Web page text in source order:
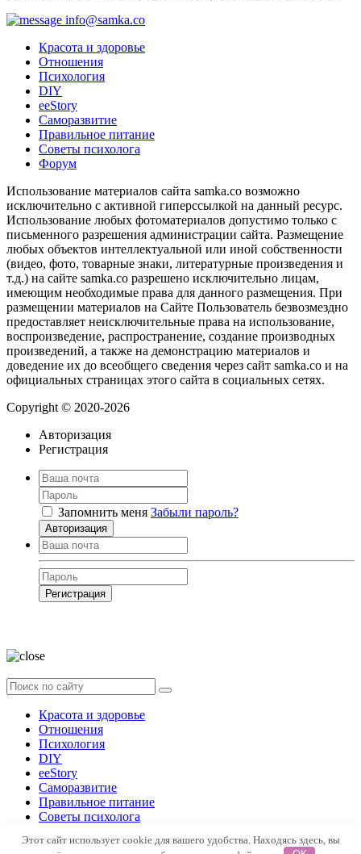
info@samka.co
Красота и здоровье
Отношения
Психология
DIY
ееStory
Саморазвитие
Правильное питание
Советы психолога
Форум
Использование материалов сайта samka.co возможно
исключительно с активной гиперссылкой на данный ресурс.
Использование любых фотоматериалов допустимо только с
письменного разрешения администрации сайта. Размещение
любых объектов интеллектуальной или иной собственности
(видео, фото, товарные знаки, литературные произведения и
т.д.) на сайте samka.co разрешено исключительно лицам,
имеющим необходимые права для данного размещения. При
размещении материалов на Сайте Пользователь безвозмездно
предоставляет неисключительные права на использование,
воспроизведение, распространение, создание производных
произведений, а также на демонстрацию материалов и
доведение их до всеобщего сведения через сайт samka.co и на
официальных страницах этого сайта в социальных сетях.
Copyright © 2020-2026
Авторизация
Регистрация
Запомнить меня Забыли пароль?
Авторизация
Регистрация
Красота и здоровье
Отношения
Психология
DIY
ееStory
Саморазвитие
Правильное питание
Советы психолога
Этот сайт использует cookie для вашего удобства. Находясь здесь, вы